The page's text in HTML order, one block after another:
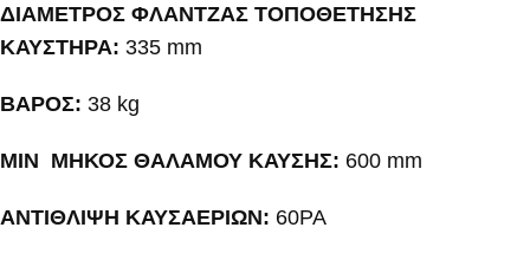
ΔΙΑΜΕΤΡΟΣ ΦΛΑΝΤΖΑΣ ΤΟΠΟΘΕΤΗΣΗΣ
ΚΑΥΣΤΗΡΑ: 335 mm
ΒΑΡΟΣ: 38 kg
MIN ΜΗΚΟΣ ΘΑΛΑΜΟΥ ΚΑΥΣΗΣ: 600 mm
ΑΝΤΙΘΛΙΨΗ ΚΑΥΣΑΕΡΙΩΝ: 60PA